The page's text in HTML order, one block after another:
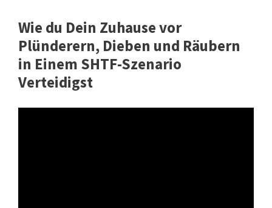
Wie du Dein Zuhause vor
Plünderern, Dieben und Räubern
in Einem SHTF-Szenario
Verteidigst